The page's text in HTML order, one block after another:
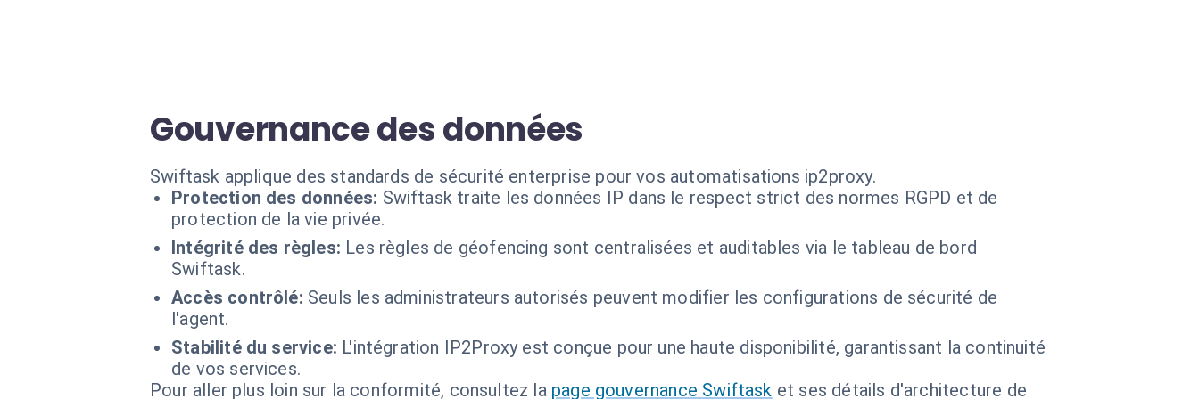
Gouvernance des données
Swiftask applique des standards de sécurité enterprise pour vos automatisations ip2proxy.
Protection des données: Swiftask traite les données IP dans le respect strict des normes RGPD et de
protection de la vie privée.
Intégrité des règles: Les règles de géofencing sont centralisées et auditables via le tableau de bord
Swiftask.
Accès contrôlé: Seuls les administrateurs autorisés peuvent modifier les configurations de sécurité de
l'agent.
Stabilité du service: L'intégration IP2Proxy est conçue pour une haute disponibilité, garantissant la continuité
de vos services.
Pour aller plus loin sur la conformité, consultez la page gouvernance Swiftask et ses détails d'architecture de